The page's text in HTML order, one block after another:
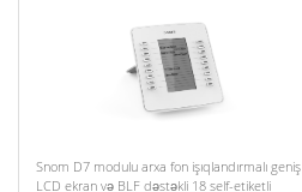
Snom D7 modulu arxa fon işıqlandırmalı geniş
LCD ekran və BLF dəstəkli 18 self-etiketli